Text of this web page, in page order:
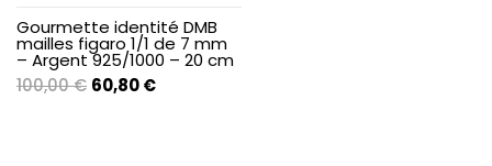
Gourmette identité DMB
mailles figaro 1/1 de 7 mm
– Argent 925/1000 – 20 cm
100,00€ Le
60,80€Le